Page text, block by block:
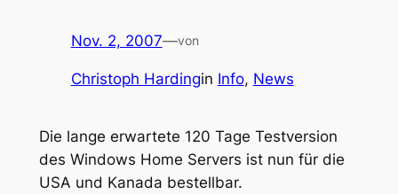
Nov. 2, 2007—von
Christoph Hardingin Info, News
Die lange erwartete 120 Tage Testversion
des Windows Home Servers ist nun für die
USA und Kanada bestellbar.